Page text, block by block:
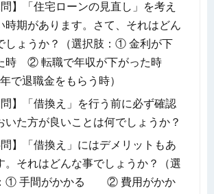
問】「住宅ローンの見直し」を考え
時期があります。さて、それはどん
しょうか？（選択肢：① 金利が下
時 ② 転職で年収が下がった時
で退職金をもらう時）
問】「借換え」を行う前に必ず確認
いた方が良いことは何でしょうか？
問】「借換え」にはデメリットもあ
。それはどんな事でしょうか？（選
① 手間がかかる ② 費用がかか